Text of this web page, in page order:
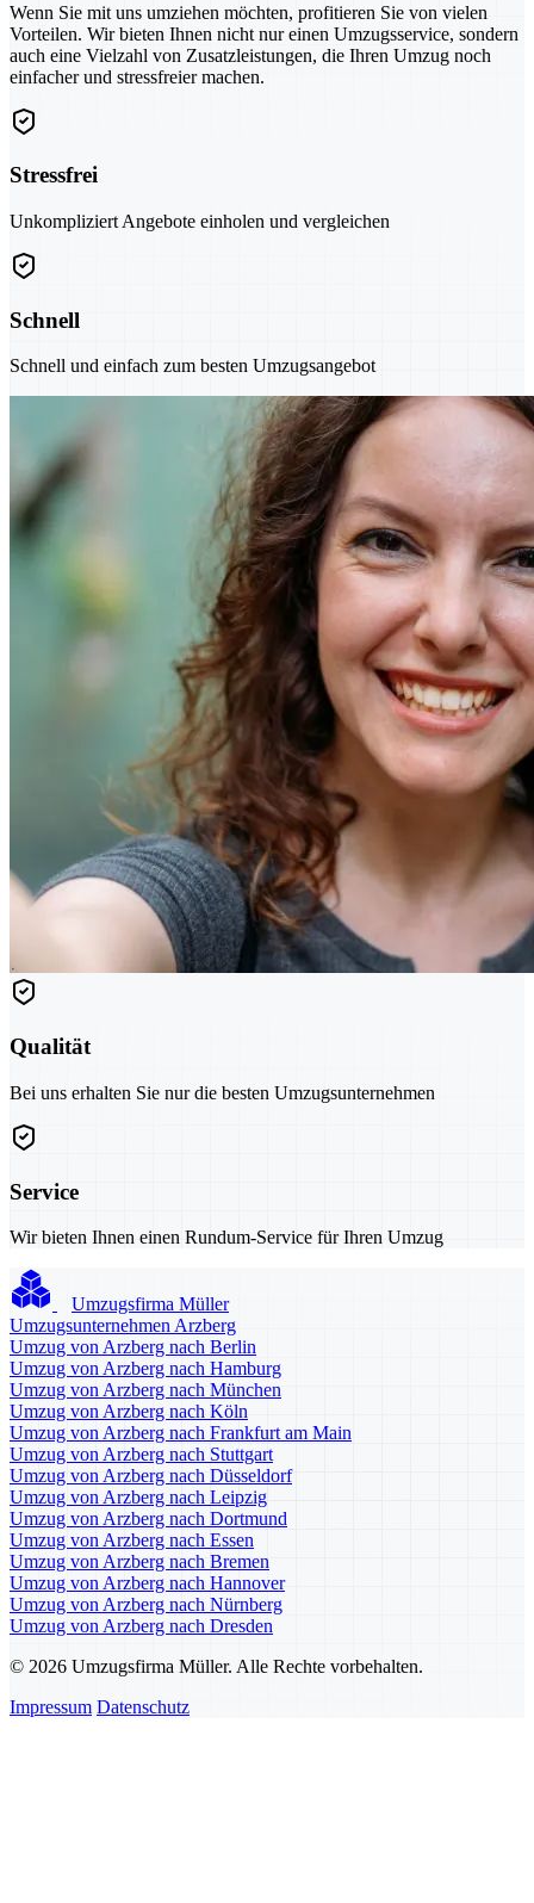
Wenn Sie mit uns umziehen möchten, profitieren Sie von vielen
Vorteilen. Wir bieten Ihnen nicht nur einen Umzugsservice, sondern
auch eine Vielzahl von Zusatzleistungen, die Ihren Umzug noch
einfacher und stressfreier machen.
Stressfrei
Unkompliziert Angebote einholen und vergleichen
Schnell
Schnell und einfach zum besten Umzugsangebot
Qualität
Bei uns erhalten Sie nur die besten Umzugsunternehmen
Service
Wir bieten Ihnen einen Rundum-Service für Ihren Umzug
Umzugsfirma Müller
Umzugsunternehmen Arzberg
Umzug von Arzberg nach Berlin
Umzug von Arzberg nach Hamburg
Umzug von Arzberg nach München
Umzug von Arzberg nach Köln
Umzug von Arzberg nach Frankfurt am Main
Umzug von Arzberg nach Stuttgart
Umzug von Arzberg nach Düsseldorf
Umzug von Arzberg nach Leipzig
Umzug von Arzberg nach Dortmund
Umzug von Arzberg nach Essen
Umzug von Arzberg nach Bremen
Umzug von Arzberg nach Hannover
Umzug von Arzberg nach Nürnberg
Umzug von Arzberg nach Dresden
© 2026 Umzugsfirma Müller. Alle Rechte vorbehalten.
Impressum Datenschutz